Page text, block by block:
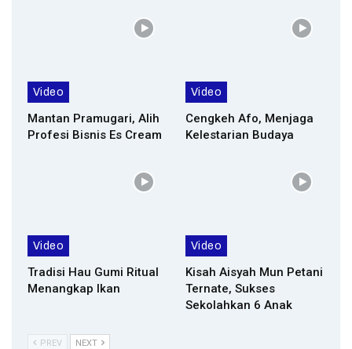
Video
Mantan Pramugari, Alih
Profesi Bisnis Es Cream
Video
Cengkeh Afo, Menjaga
Kelestarian Budaya
Video
Tradisi Hau Gumi Ritual
Menangkap Ikan
Video
Kisah Aisyah Mun Petani
Ternate, Sukses
Sekolahkan 6 Anak
PREV NEXT